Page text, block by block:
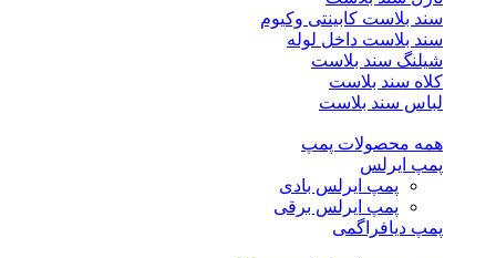
سند بلاست کابینتی وکیوم
سند بلاست داخل لوله
شیلنگ سند بلاست
کلاه سند بلاست
لباس سند بلاست
همه محصولات پمپ
پمپ ایرلس
پمپ ایرلس بادی
پمپ ایرلس برقی
پمپ دیافراگمی